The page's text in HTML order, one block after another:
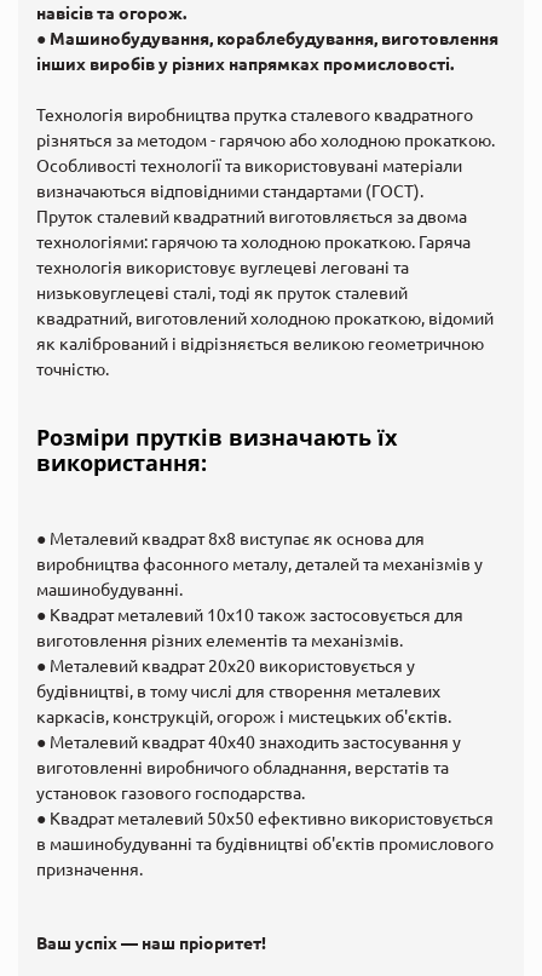
навісів та огорож.
● Машинобудування, кораблебудування, виготовлення
інших виробів у різних напрямках промисловості.
Технологія виробництва прутка сталевого квадратного
різняться за методом - гарячою або холодною прокаткою.
Особливості технології та використовувані матеріали
визначаються відповідними стандартами (ГОСТ).
Пруток сталевий квадратний виготовляється за двома
технологіями: гарячою та холодною прокаткою. Гаряча
технологія використовує вуглецеві леговані та
низьковуглецеві сталі, тоді як пруток сталевий
квадратний, виготовлений холодною прокаткою, відомий
як калібрований і відрізняється великою геометричною
точністю.
Розміри прутків визначають їх
використання:
● Металевий квадрат 8х8 виступає як основа для
виробництва фасонного металу, деталей та механізмів у
машинобудуванні.
● Квадрат металевий 10х10 також застосовується для
виготовлення різних елементів та механізмів.
● Металевий квадрат 20х20 використовується у
будівництві, в тому числі для створення металевих
каркасів, конструкцій, огорож і мистецьких об'єктів.
● Металевий квадрат 40х40 знаходить застосування у
виготовленні виробничого обладнання, верстатів та
установок газового господарства.
● Квадрат металевий 50х50 ефективно використовується
в машинобудуванні та будівництві об'єктів промислового
призначення.
Ваш успіх — наш пріоритет!